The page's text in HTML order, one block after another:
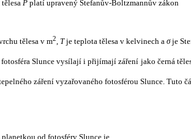
P platí upravený Stefanův-Boltzmannův zákon
tělesa v m2, Tje teplota tělesa v kelvinech a σje
Slunce vysílají i přijímají záření jako černá
záření vyzařovaného fotosférou Slunce.
od fotosféry Slunce je